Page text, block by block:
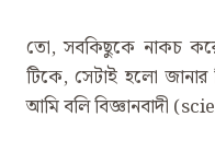
তো, সবকিছুকে নাকচ
টিকে, সেটাই হলো জানার
আমি বলি বিজ্ঞানবাদী